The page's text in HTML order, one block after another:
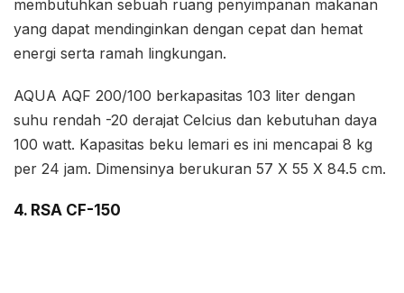
membutuhkan sebuah ruang penyimpanan makanan
yang dapat mendinginkan dengan cepat dan hemat
energi serta ramah lingkungan.
AQUA AQF 200/100 berkapasitas 103 liter dengan
suhu rendah -20 derajat Celcius dan kebutuhan daya
100 watt. Kapasitas beku lemari es ini mencapai 8 kg
per 24 jam. Dimensinya berukuran 57 X 55 X 84.5 cm.
4. RSA CF-150